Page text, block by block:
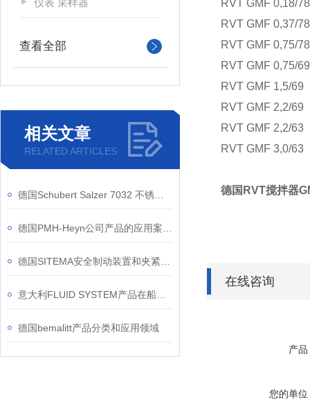
仪表 采样器
查看全部
相关文章
RELATED ARTICLES
德国bemalitt产品分类和应用领域
RVT GMF 0,18/78
RVT GMF 0,37/78
RVT GMF 0,75/78
RVT GMF 0,75/69
RVT GMF 1,5/69
RVT GMF 2,2/69
RVT GMF 2,2/63
RVT GMF 3,0/63
德国RVT搅拌器
在线咨询
产品
您的单位